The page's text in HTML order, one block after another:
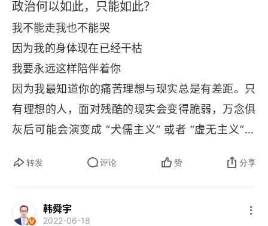
政治何以如此，只能如此？
我不能走我也不能哭
因为我的身体现在已经干枯
我要永远这样陪伴着你
因为我最知道你的痛苦理想与现实总是有差距。只
有理想的人，面对残酷的现实会变得脆弱，万念俱
灰后可能会演变成 “犬儒主义” 或者 “虚无主义”。
则，进而可能会演变成最势利的机会主义者。但是
“现实” 有演化的合理性，强大的国家能力与民族认
转发 评论 赞 分享
韩舜宇
2022-06-18